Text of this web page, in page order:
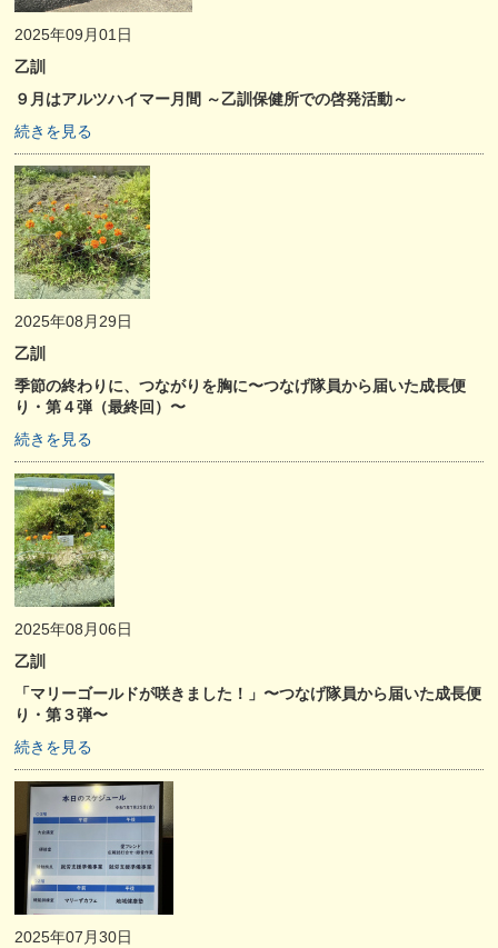
2025年09月01日
乙訓
９月はアルツハイマー月間 ～乙訓保健所での啓発活動～
続きを見る
2025年08月29日
乙訓
季節の終わりに、つながりを胸に〜つなげ隊員から届いた成長便
り・第４弾（最終回）〜
続きを見る
2025年08月06日
乙訓
「マリーゴールドが咲きました！」〜つなげ隊員から届いた成長便
り・第３弾〜
続きを見る
2025年07月30日